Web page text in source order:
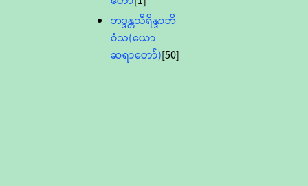
ဘဒ္ဒန္တသီရိန္ဒာဘိ
ဝံသ(ယော
ဆရာတော်)[50]